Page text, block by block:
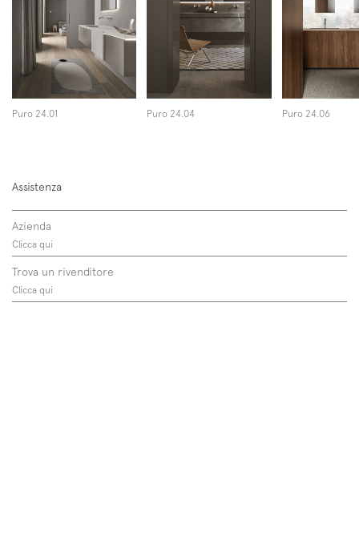
Puro 24.01 Puro 24.04 Puro 24.06
Assistenza
Azienda
Clicca qui
Trova un rivenditore
Clicca qui